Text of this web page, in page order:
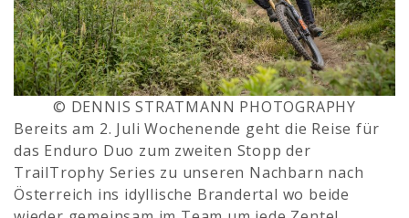
© DENNIS STRATMANN PHOTOGRAPHY
Bereits am 2. Juli Wochenende geht die Reise für
das Enduro Duo zum zweiten Stopp der
TrailTrophy Series zu unseren Nachbarn nach
Österreich ins idyllische Brandertal wo beide